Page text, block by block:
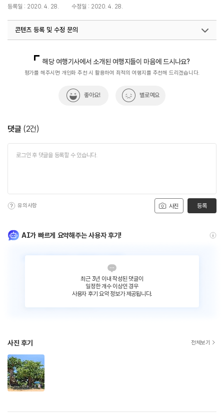
등록일 : 2020. 4. 28. 수정일 : 2020. 4. 28.
콘텐츠 등록 및 수정 문의
해당 여행기사에서 소개된 여행지들이 마음에 드시나요?
평가를 해주시면 개인화 추천 시 활용하여 최적의 여행지를 추천해 드리겠습니다.
좋아요! 별로예요
댓글 (2건)
사진
유의사항 등록
AI가 빠르게 요약해주는 사용자 후기!
최근 3년 이내 작성된 댓글이
일정한 개수 이상인 경우
사용자 후기 요약 정보가 제공됩니다.
사진 후기 전체보기